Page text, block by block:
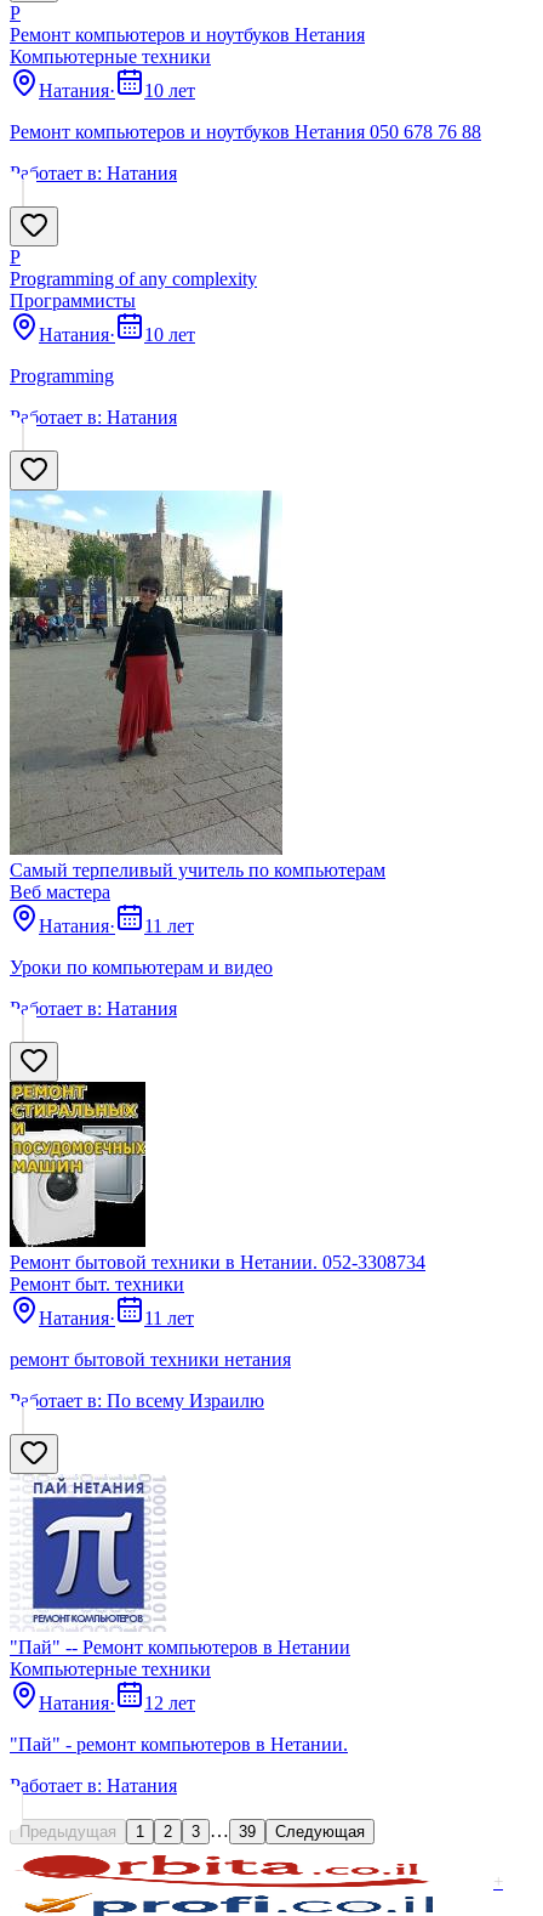
Р
Ремонт компьютеров и ноутбуков Нетания
Компьютерные техники
Натания·
10 лет
Ремонт компьютеров и ноутбуков Нетания 050 678 76 88
Работает в: Натания
P
Programming of any complexity
Программисты
Натания·
10 лет
Programming
Работает в: Натания
Самый терпеливый учитель по компьютерам
Веб мастера
Натания·
11 лет
Уроки по компьютерам и видео
Работает в: Натания
Ремонт бытовой техники в Нетании. 052-3308734
Ремонт быт. техники
Натания·
11 лет
ремонт бытовой техники нетания
Работает в: По всему Израилю
"Пай" -- Ремонт компьютеров в Нетании
Компьютерные техники
Натания·
12 лет
"Пай" - ремонт компьютеров в Нетании.
Работает в: Натания
Предыдущая 1 2 3 … 39 Следующая
+